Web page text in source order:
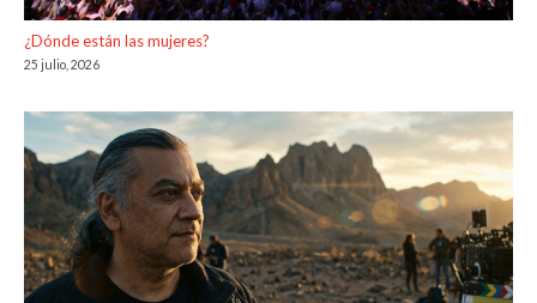
¿Dónde están las mujeres?
25 julio, 2026